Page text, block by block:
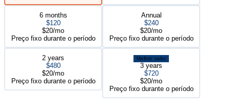
6 months
$120
$20/mo
Preço fixo durante o período
Annual
$240
$20/mo
Preço fixo durante o período
2 years
$480
$20/mo
Preço fixo durante o período
Melhor valor
3 years
$720
$20/mo
Preço fixo durante o período